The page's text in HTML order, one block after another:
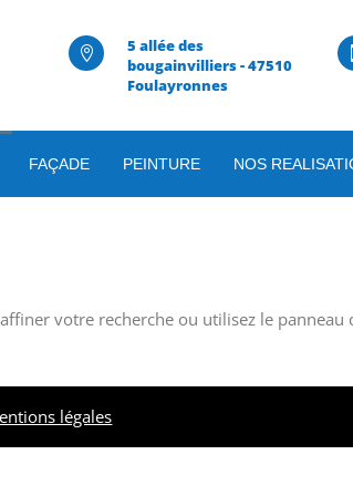

5 allée des
bougainvilliers - 47510
Foulayronnes
FAÇADE PEINTURE NOS
votre recherche ou utilisez le panneau
légales